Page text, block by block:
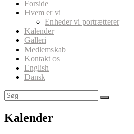
Forside
Hvem er vi
Enheder vi portrætterer
Kalender
Galleri
Medlemskab
Kontakt os
English
Dansk
Kalender